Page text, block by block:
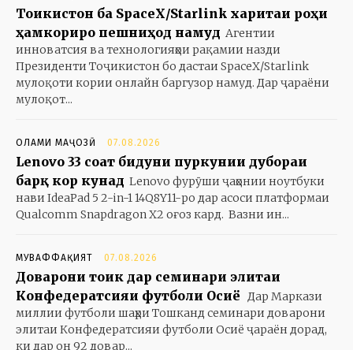
Тоҷикистон ба SpaceX/Starlink харитаи роҳи
ҳамкориро пешниҳод намуд Агентии
инноватсия ва технологияҳои рақамии назди
Президенти Тоҷикистон бо дастаи SpaceX/Starlink
мулоқоти кории онлайн баргузор намуд. Дар ҷараёни
мулоқот...
ОЛАМИ МАҶОЗӢ 07.08.2026
Lenovo 33 соат бидуни пуркунии дубораи
барқ кор кунад Lenovo фурӯши ҷаҳонии ноутбуки
нави IdeaPad 5 2-in-1 14Q8Y11-ро дар асоси платформаи
Qualcomm Snapdragon X2 оғоз кард. Вазни ин...
МУВАФФАҚИЯТ 07.08.2026
Доварони тоҷик дар семинари элитаи
Конфедератсияи футболи Осиё Дар Маркази
миллии футболи шаҳри Тошканд семинари доварони
элитаи Конфедератсияи футболи Осиё ҷараён дорад,
ки дар он 92 довар...